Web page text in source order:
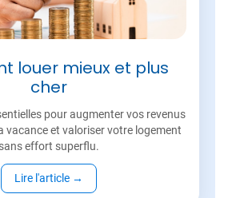
louer mieux et plus
cher
pour augmenter vos revenus
vacance et valoriser votre logement
sans effort superflu.
Lire l'article →